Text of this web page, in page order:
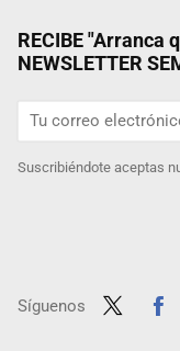
RECIBE "Arranca
NEWSLETTER
Suscribiéndote aceptas
Síguenos